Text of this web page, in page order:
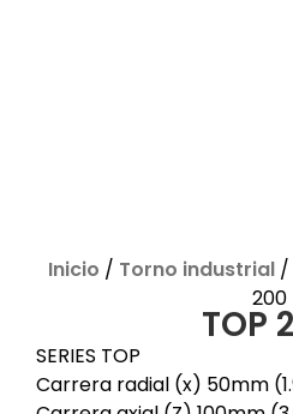
Inicio / Torno industrial /
200
TOP
SERIES TOP
Carrera radial (x) 50mm